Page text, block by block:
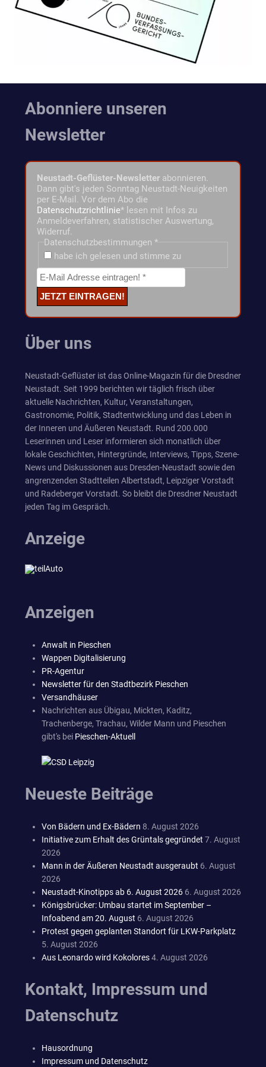
Abonniere unseren
Newsletter
Neustadt-Geflüster-Newsletter abonnieren.
Dann gibt's jeden Sonntag Neustadt-Neuigkeiten
per E-Mail. Vor dem Abo die
Datenschutzrichtlinie* lesen mit Infos zu
Anmeldeverfahren, statistischer Auswertung,
Widerruf.
Datenschutzbestimmungen *
habe ich gelesen und stimme zu
Über uns
Neustadt-Geflüster ist das Online-Magazin für die Dresdner
Neustadt. Seit 1999 berichten wir täglich frisch über
aktuelle Nachrichten, Kultur, Veranstaltungen,
Gastronomie, Politik, Stadtentwicklung und das Leben in
der Inneren und Äußeren Neustadt. Rund 200.000
Leserinnen und Leser informieren sich monatlich über
lokale Geschichten, Hintergründe, Interviews, Tipps, Szene-
News und Diskussionen aus Dresden-Neustadt sowie den
angrenzenden Stadtteilen Albertstadt, Leipziger Vorstadt
und Radeberger Vorstadt. So bleibt die Dresdner Neustadt
jeden Tag im Gespräch.
Anzeige
Anzeigen
Anwalt in Pieschen
Wappen Digitalisierung
PR-Agentur
Newsletter für den Stadtbezirk Pieschen
Versandhäuser
Nachrichten aus Übigau, Mickten, Kaditz,
Trachenberge, Trachau, Wilder Mann und Pieschen
gibt's bei Pieschen-Aktuell
Neueste Beiträge
Von Bädern und Ex-Bädern 8. August 2026
Initiative zum Erhalt des Grüntals gegründet 7. August
2026
Mann in der Äußeren Neustadt ausgeraubt 6. August
2026
Neustadt-Kinotipps ab 6. August 2026 6. August 2026
Königsbrücker: Umbau startet im September –
Infoabend am 20. August 6. August 2026
Protest gegen geplanten Standort für LKW-Parkplatz
5. August 2026
Aus Leonardo wird Kokolores4. August 2026
Kontakt, Impressum und
Datenschutz
Hausordnung
Impressum und Datenschutz